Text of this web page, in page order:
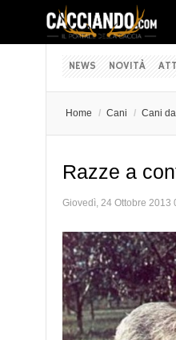
NEWS NOVITÀ
Home / Cani / Cani
Razze a
Giovedì, 24 Ottobre 2013